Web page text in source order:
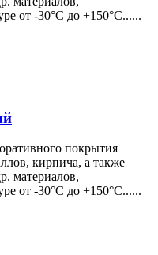
от -30°C до +150°C......
покрытия
кирпича, а также
материалов,
от -30°C до +150°C......